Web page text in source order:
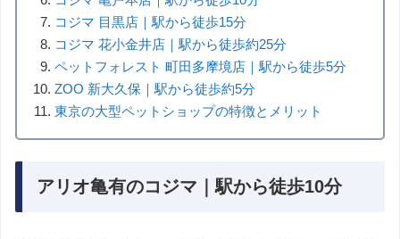
コジマ 目黒店｜駅から徒歩15分
コジマ 花小金井店｜駅から徒歩約25分
ペットフォレスト 町田多摩境店｜駅から徒歩5分
ZOO 新大久保｜駅から徒歩約5分
東京の大型ペットショップの特徴とメリット
アリオ亀有のコジマ｜駅から徒歩10分